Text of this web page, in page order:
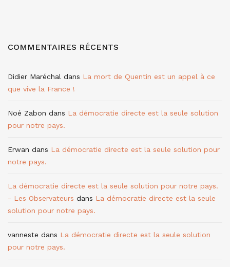
COMMENTAIRES RÉCENTS
Didier Maréchal dans La mort de Quentin est un appel à ce
que vive la France !
Noé Zabon dans La démocratie directe est la seule solution
pour notre pays.
Erwan dans La démocratie directe est la seule solution pour
notre pays.
La démocratie directe est la seule solution pour notre pays.
- Les Observateurs dans La démocratie directe est la seule
solution pour notre pays.
vanneste dans La démocratie directe est la seule solution
pour notre pays.